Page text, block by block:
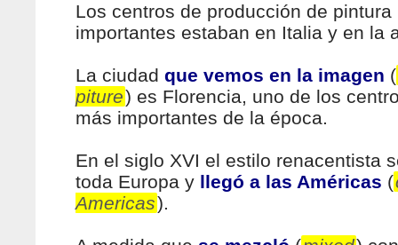
Los centros de producción de pintura
importantes estaban en Italia y en la
La ciudad que vemos en la imagen (
piture) es Florencia, uno de los
más importantes de la época.
En el siglo XVI el estilo renacentista
toda Europa y llegó a las Américas (
Americas).